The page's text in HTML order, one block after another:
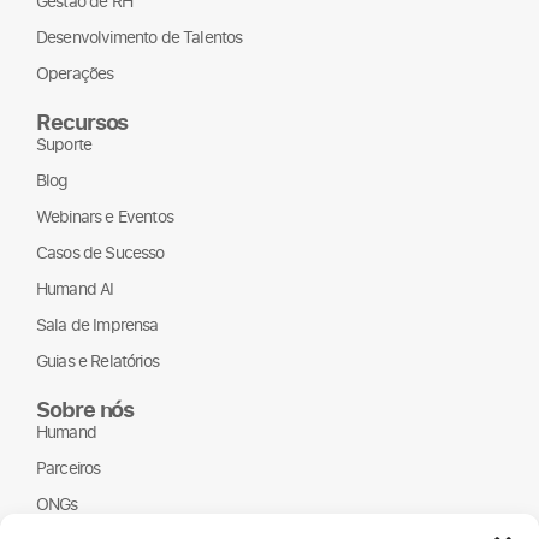
Desenvolvimento de Talentos
Operações
Recursos
Suporte
Blog
Webinars e Eventos
Casos de Sucesso
Humand AI
Sala de Imprensa
Guias e Relatórios
Sobre nós
Humand
Parceiros
ONGs